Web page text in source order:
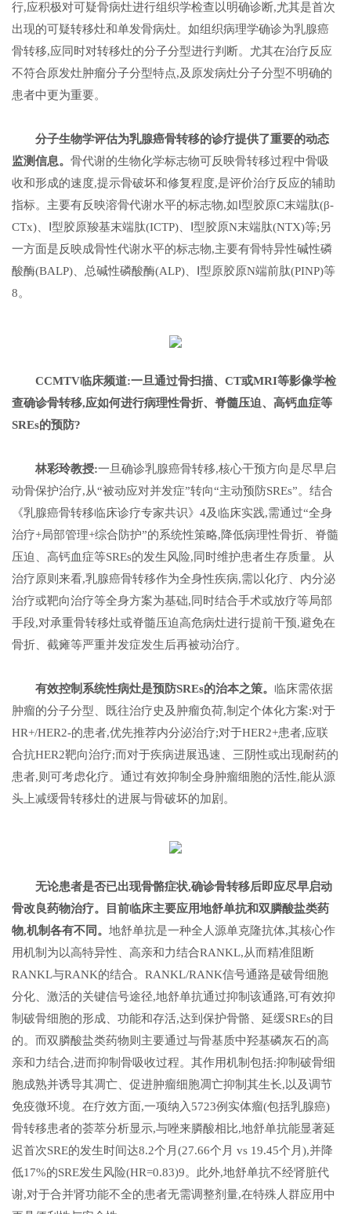
行,应积极对可疑骨病灶进行组织学检查以明确诊断,尤其是首次
出现的可疑转移灶和单发骨病灶。如组织病理学确诊为乳腺癌
骨转移,应同时对转移灶的分子分型进行判断。尤其在治疗反应
不符合原发灶肿瘤分子分型特点,及原发病灶分子分型不明确的
患者中更为重要。
分子生物学评估为乳腺癌骨转移的诊疗提供了重要的动态
监测信息。 骨代谢的生物化学标志物可反映骨转移过程中骨吸
收和形成的速度,提示骨破坏和修复程度,是评价治疗反应的辅助
指标。主要有反映溶骨代谢水平的标志物,如Ⅰ型胶原C末端肽(β-
CTx)、Ⅰ型胶原羧基末端肽(ICTP)、Ⅰ型胶原N末端肽(NTX)等;另
一方面是反映成骨性代谢水平的标志物,主要有骨特异性碱性磷
酸酶(BALP)、总碱性磷酸酶(ALP)、Ⅰ型原胶原N端前肽(PINP)等
8。
CCMTV临床频道:一旦通过骨扫描、CT或MRI等影像学检
查确诊骨转移,应如何进行病理性骨折、脊髓压迫、高钙血症等
SREs的预防?
林彩玲教授:一旦确诊乳腺癌骨转移,核心干预方向是尽早启
动骨保护治疗,从“被动应对并发症”转向“主动预防SREs”。结合
《乳腺癌骨转移临床诊疗专家共识》4及临床实践,需通过“全身
治疗+局部管理+综合防护”的系统性策略,降低病理性骨折、脊髓
压迫、高钙血症等SREs的发生风险,同时维护患者生存质量。从
治疗原则来看,乳腺癌骨转移作为全身性疾病,需以化疗、内分泌
治疗或靶向治疗等全身方案为基础,同时结合手术或放疗等局部
手段,对承重骨转移灶或脊髓压迫高危病灶进行提前干预,避免在
骨折、截瘫等严重并发症发生后再被动治疗。
有效控制系统性病灶是预防SREs的治本之策。 临床需依据
肿瘤的分子分型、既往治疗史及肿瘤负荷,制定个体化方案:对于
HR+/HER2-的患者,优先推荐内分泌治疗;对于HER2+患者,应联
合抗HER2靶向治疗;而对于疾病进展迅速、三阴性或出现耐药的
患者,则可考虑化疗。通过有效抑制全身肿瘤细胞的活性,能从源
头上减缓骨转移灶的进展与骨破坏的加剧。
无论患者是否已出现骨骼症状,确诊骨转移后即应尽早启动
骨改良药物治疗。目前临床主要应用地舒单抗和双膦酸盐类药
物,机制各有不同。 地舒单抗是一种全人源单克隆抗体,其核心作
用机制为以高特异性、高亲和力结合RANKL,从而精准阻断
RANKL与RANK的结合。RANKL/RANK信号通路是破骨细胞
分化、激活的关键信号途径,地舒单抗通过抑制该通路,可有效抑
制破骨细胞的形成、功能和存活,达到保护骨骼、延缓SREs的目
的。而双膦酸盐类药物则主要通过与骨基质中羟基磷灰石的高
亲和力结合,进而抑制骨吸收过程。其作用机制包括:抑制破骨细
胞成熟并诱导其凋亡、促进肿瘤细胞凋亡抑制其生长,以及调节
免疫微环境。在疗效方面,一项纳入5723例实体瘤(包括乳腺癌)
骨转移患者的荟萃分析显示,与唑来膦酸相比,地舒单抗能显著延
迟首次SRE的发生时间达8.2个月(27.66个月 vs 19.45个月),并降
低17%的SRE发生风险(HR=0.83)9。此外,地舒单抗不经肾脏代
谢,对于合并肾功能不全的患者无需调整剂量,在特殊人群应用中